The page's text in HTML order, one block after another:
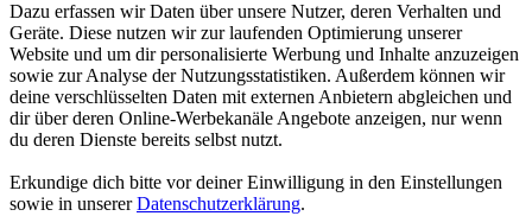
Dazu erfassen wir Daten über unsere Nutzer, deren Verhalten und
Geräte. Diese nutzen wir zur laufenden Optimierung unserer
Website und um dir personalisierte Werbung und Inhalte anzuzeigen
sowie zur Analyse der Nutzungsstatistiken. Außerdem können wir
deine verschlüsselten Daten mit externen Anbietern abgleichen und
dir über deren Online-Werbekanäle Angebote anzeigen, nur wenn
du deren Dienste bereits selbst nutzt.
Erkundige dich bitte vor deiner Einwilligung in den Einstellungen
sowie in unsererDatenschutzerklärung.